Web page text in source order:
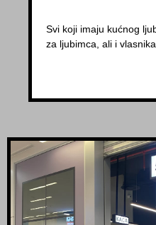
Svi koji imaju kućnog
za ljubimca, ali i